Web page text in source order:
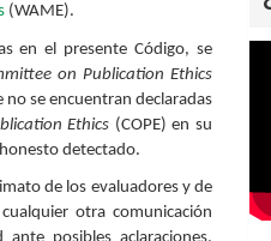
(WAME).
en el presente Código, se
on Publication Ethics
no se encuentran declaradas
Ethics (COPE) en su
detectado.
de los evaluadores y de
otra comunicación